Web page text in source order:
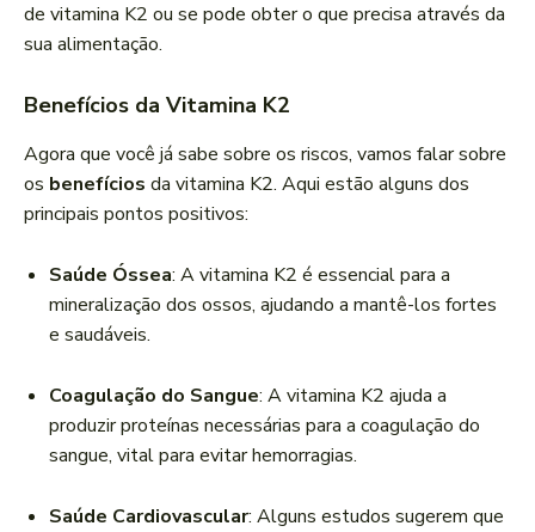
de vitamina K2 ou se pode obter o que precisa através da
sua alimentação.
Benefícios da Vitamina K2
Agora que você já sabe sobre os riscos, vamos falar sobre
os benefícios da vitamina K2. Aqui estão alguns dos
principais pontos positivos:
Saúde Óssea: A vitamina K2 é essencial para a
mineralização dos ossos, ajudando a mantê-los fortes
e saudáveis.
Coagulação do Sangue: A vitamina K2 ajuda a
produzir proteínas necessárias para a coagulação do
sangue, vital para evitar hemorragias.
Saúde Cardiovascular: Alguns estudos sugerem que